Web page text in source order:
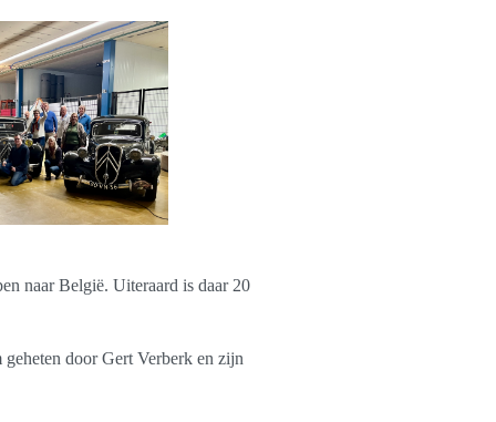
naar België. Uiteraard is daar 20
door Gert Verberk en zijn